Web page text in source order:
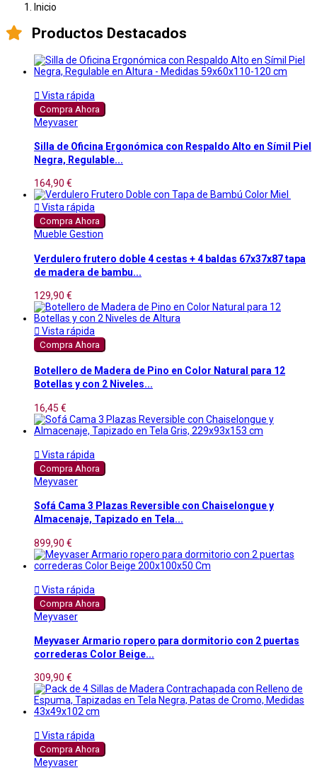
Inicio
Productos Destacados
 Vista rápida
Compra Ahora
Meyvaser
Silla de Oficina Ergonómica con Respaldo Alto en Símil Piel
Negra, Regulable...
164,90 €
 Vista rápida
Compra Ahora
Mueble Gestion
Verdulero frutero doble 4 cestas + 4 baldas 67x37x87 tapa
de madera de bambu...
129,90 €
 Vista rápida
Compra Ahora
Botellero de Madera de Pino en Color Natural para 12
Botellas y con 2 Niveles...
16,45 €
 Vista rápida
Compra Ahora
Meyvaser
Sofá Cama 3 Plazas Reversible con Chaiselongue y
Almacenaje, Tapizado en Tela...
899,90 €
 Vista rápida
Compra Ahora
Meyvaser
Meyvaser Armario ropero para dormitorio con 2 puertas
correderas Color Beige...
309,90 €
 Vista rápida
Compra Ahora
Meyvaser